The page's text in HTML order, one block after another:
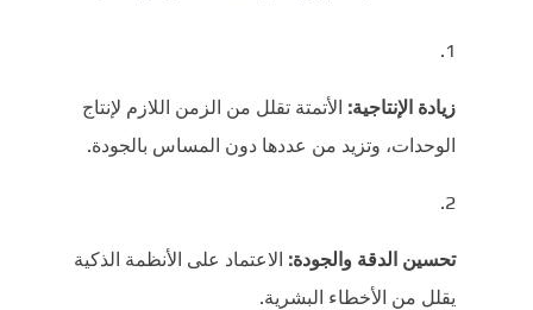
زيادة الإنتاجية: الأتمتة تقلل من الزمن اللازم لإنتاج
الوحدات، وتزيد من عددها دون المساس بالجودة.
تحسين الدقة والجودة: الاعتماد على الأنظمة الذكية
يقلل من الأخطاء البشرية.